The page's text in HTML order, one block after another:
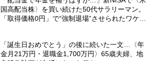
国高配当株〉を買い続けた50代サラリーマン。
「取得価格0円」で“強制退場”させられたワケ
「誕生日おめでとう」の後に続いた一文…〈年
金月21万円・退職金1,700万円〉65歳夫婦、地